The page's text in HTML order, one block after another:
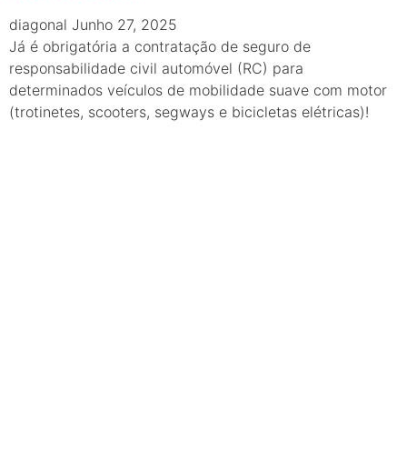
diagonal Junho 27, 2025
Já é obrigatória a contratação de seguro de
responsabilidade civil automóvel (RC) para
determinados veículos de mobilidade suave com motor
(trotinetes, scooters, segways e bicicletas elétricas)!